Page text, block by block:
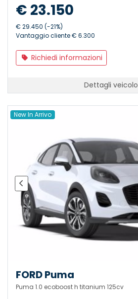
€ 23.150
€ 29.450 (-21%)
Vantaggio cliente € 6.300
Richiedi informazioni
Dettagli veicolo
New In Arrivo
FORD Puma
Puma 1.0 ecoboost h titanium 125cv